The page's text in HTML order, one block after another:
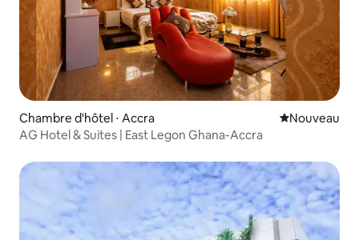
Chambre d'hôtel ⋅ Accra Nouvel
Nouveau
AG Hotel & Suites | East Legon Ghana-Accra